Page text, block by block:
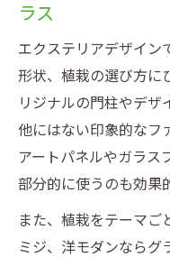
ラス
エクステリアデザイン
形状、植栽の選び方に
リジナルの門柱やデザ
他にはない印象的なフ
アートパネルやガラス
部分的に使うのも効果
また、植栽をテーマご
ミジ、洋モダンならグ